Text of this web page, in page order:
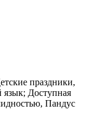
праздники,
Доступная
Пандус